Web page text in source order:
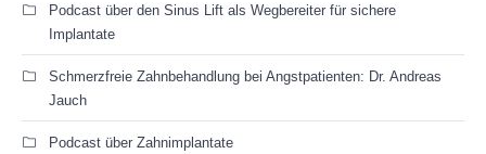
Podcast über den Sinus Lift als Wegbereiter für sichere
Implantate
Schmerzfreie Zahnbehandlung bei Angstpatienten: Dr. Andreas
Jauch
Podcast über Zahnimplantate